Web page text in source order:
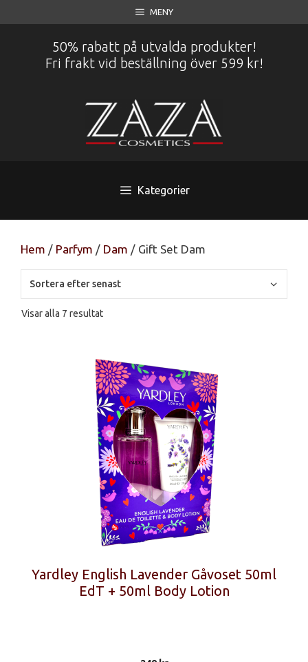
till
MENY
50% rabatt på utvalda produkter!
Fri frakt vid beställning över 599 kr!
Kategorier
Hem / Parfym / Dam / Gift Set Dam
Visar alla 7 resultatSortera
Yardley English Lavender Gåvoset 50ml
EdT + 50ml Body Lotion